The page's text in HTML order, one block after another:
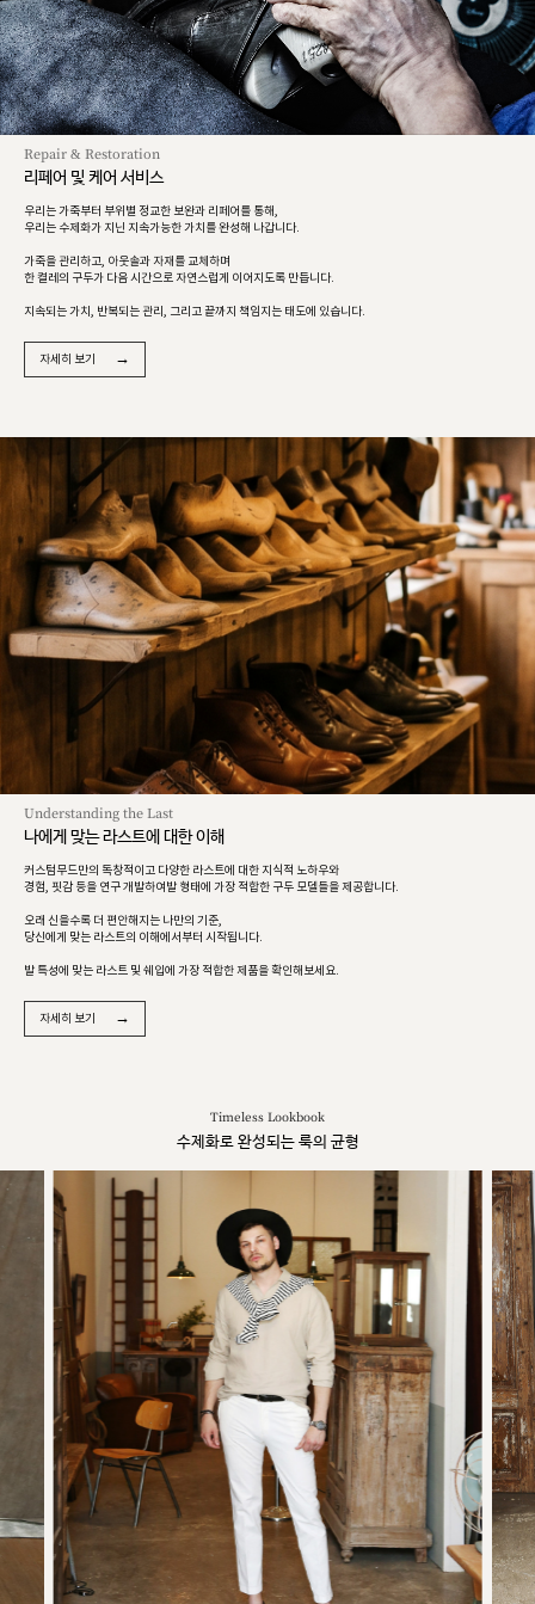
Repair & Restoration
리페어 및 케어 서비스
우리는 가죽부터 부위별 정교한 보완과 리페어를 통해,
우리는 수제화가 지닌 지속가능한 가치를 완성해 나갑니다.
가죽을 관리하고, 아웃솔과 자재를 교체하며
한 켤레의 구두가 다음 시간으로 자연스럽게 이어지도록 만듭니다.
지속되는 가치, 반복되는 관리, 그리고 끝까지 책임지는 태도에 있습니다.
자세히 보기 →
Understanding the Last
나에게 맞는 라스트에 대한 이해
커스텀무드만의 독창적이고 다양한 라스트에 대한 지식적 노하우와
경험, 핏감 등을 연구 개발하여발 형태에 가장 적합한 구두 모델들을 제공합니다.
오래 신을수록 더 편안해지는 나만의 기준,
당신에게 맞는 라스트의 이해에서부터 시작됩니다.
발 특성에 맞는 라스트 및 쉐입에 가장 적합한 제품을 확인해보세요.
자세히 보기 →
Timeless Lookbook
수제화로 완성되는 룩의 균형